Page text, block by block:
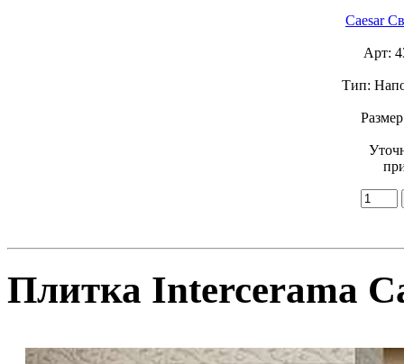
Caesar
Арт:
Тип:
Плитка Intercerama